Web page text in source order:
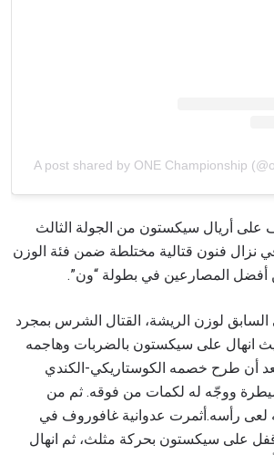
A post shared by ONE Championship
على أريال سيكستون من الجولة الثالث
نزال فنون قتالية مختلطة ضمن فئة الوزن
أفضل المصارعين في بطولة “ون”.
السابق لوزن الريشة، القتال الشرس بمجرد
انهال على سيكستون بالضربات وهاجمه
أن طرح خصمه الكوستاريكي-الكندي
ووجّه له لكمات من فوقه. ثم من
لعى رأسه.أثمرت عدوانية غافوروف في
أقفل على سيكستون بحركة مثلث، ثم انهال